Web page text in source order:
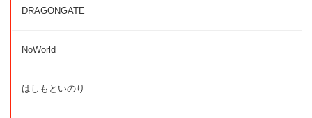
DRAGONGATE
NoWorld
はしもといのり